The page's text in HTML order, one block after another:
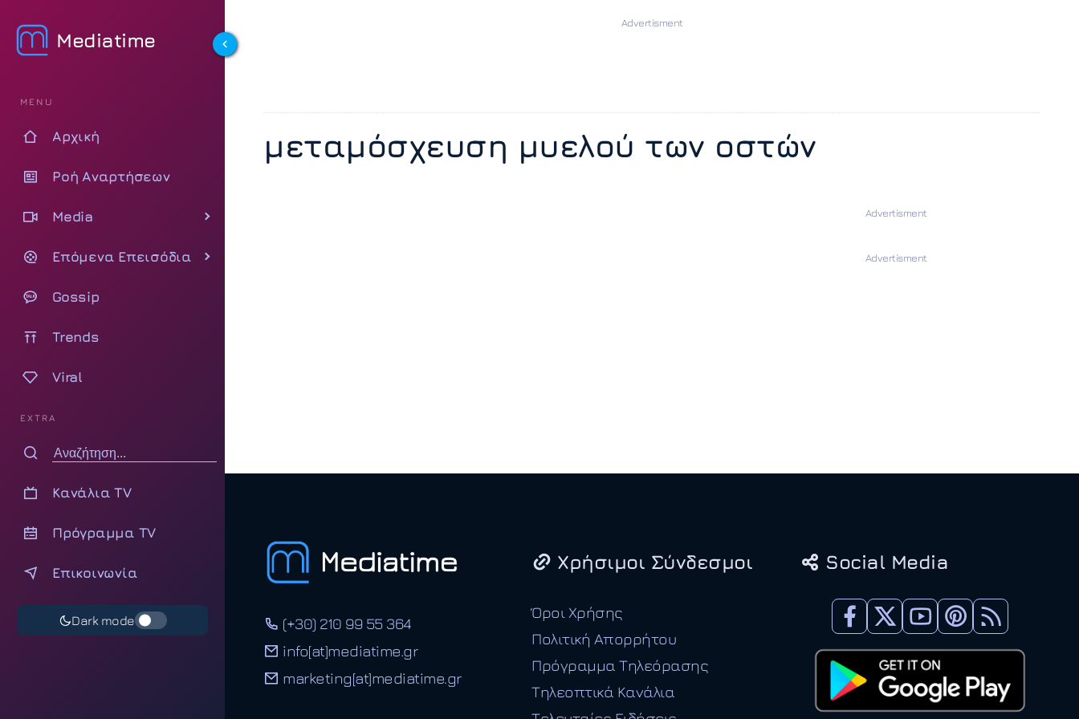
Mediatime
MENU
Αρχική
Ροή Αναρτήσεων
Media
Επόμενα Επεισόδια
Gossip
Trends
Viral
EXTRA
Κανάλια TV
Πρόγραμμα TV
Επικοινωνία
Dark mode
μεταμόσχευση μυελού των οστών
(+30) 210 99 55 364
info[at]mediatime.gr
marketing[at]mediatime.gr
Χρήσιμοι Σύνδεσμοι
Όροι Χρήσης
Πολιτική Απορρήτου
Πρόγραμμα Τηλεόρασης
Τηλεοπτικά Κανάλια
Social Media